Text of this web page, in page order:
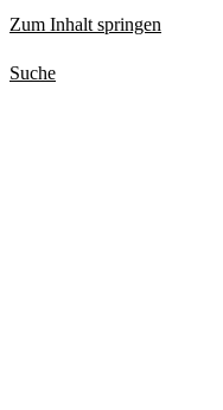
Zum Inhalt springen
Suche